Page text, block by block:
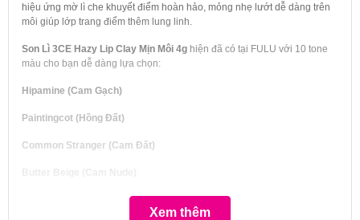
hiệu ứng mờ lì che khuyết điểm hoàn hảo, mỏng nhẹ lướt dễ dàng trên
môi giúp lớp trang điểm thêm lung linh.
Son Lì 3CE Hazy Lip Clay Mịn Môi 4g hiện đã có tại FULU với 10 tone
màu cho bạn dễ dàng lựa chọn:
Hipamine (Cam Gạch)
Paintingcot (Hồng Đất)
Common Stranger (Cam Đất)
Whip Red (Đỏ Hồng Đất)
Xem thêm